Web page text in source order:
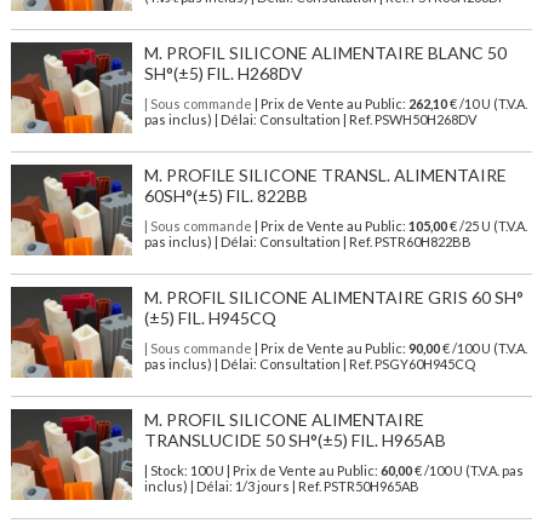
M. PROFIL SILICONE ALIMENTAIRE BLANC 50
SH°(±5) FIL. H268DV
| Sous commande | Prix de Vente au Public: 262,10€ /10 U (T.V.A.
pas inclus) | Délai: Consultation | Ref. PSWH50H268DV
M. PROFILE SILICONE TRANSL. ALIMENTAIRE
60SH°(±5) FIL. 822BB
| Sous commande | Prix de Vente au Public: 105,00€ /25 U (T.V.A.
pas inclus) | Délai: Consultation | Ref. PSTR60H822BB
M. PROFIL SILICONE ALIMENTAIRE GRIS 60 SH°
(±5) FIL. H945CQ
| Sous commande | Prix de Vente au Public: 90,00€ /100 U (T.V.A.
pas inclus) | Délai: Consultation | Ref. PSGY60H945CQ
M. PROFIL SILICONE ALIMENTAIRE
TRANSLUCIDE 50 SH°(±5) FIL. H965AB
| Stock: 100 U | Prix de Vente au Public: 60,00€/100 U (T.V.A. pas
inclus)
| Délai: 1/3 jours | Ref. PSTR50H965AB